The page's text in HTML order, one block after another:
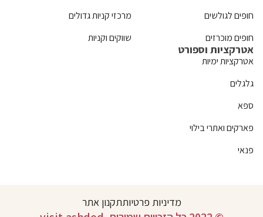
חופים לגולשים
חופים מוכרזים
מרכזי קניות גדולים
שווקים וקניות
אטרקציות וספורט
אטרקציות ימיות
גלגלים
ספא
פארקים ואתרי בילוי
פנאי
מדיניות פרטיותתקנון אתר